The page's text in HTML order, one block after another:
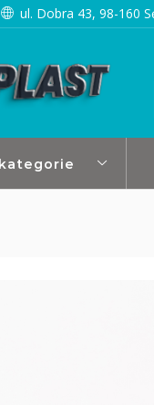
ul. Dobra 43, 98-160